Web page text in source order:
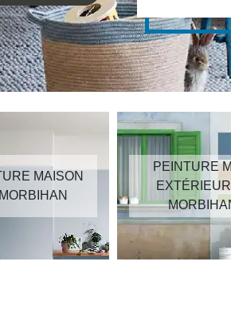
MAISON
PEINTURE